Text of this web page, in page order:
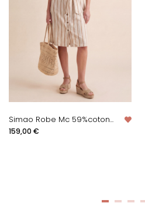
Simao Robe Mc 59%coton...
Prix
159,00 €